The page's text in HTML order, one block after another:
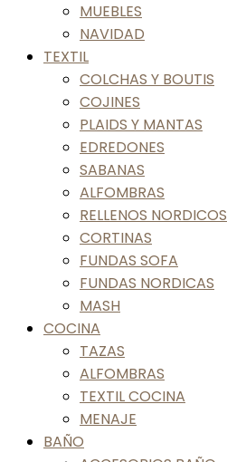
MUEBLES
NAVIDAD
TEXTIL
COLCHAS Y BOUTIS
COJINES
PLAIDS Y MANTAS
EDREDONES
SABANAS
ALFOMBRAS
RELLENOS NORDICOS
CORTINAS
FUNDAS SOFA
FUNDAS NORDICAS
MASH
COCINA
TAZAS
ALFOMBRAS
TEXTIL COCINA
MENAJE
BAÑO